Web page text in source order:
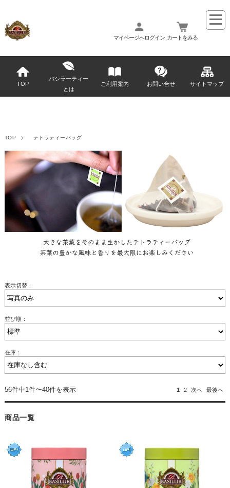
マイページへログイン カートをみる
TOP
バシラーティー
とは
ご利用案内 お問い合せ サイトマップ
TOP テトラティーバッグ
表示切替：
並び順：
在庫：
56件中1件〜40件を表示 1 2 次へ 最後へ
商品一覧